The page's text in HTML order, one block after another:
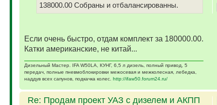
138000.00 Собраны и отбалансированны.
Если очень быстро, отдам комплект за 180000.00.
Катки американские, не китай...
Дизельный Мастер. IFA W50LA, КУНГ, 6,5 л дизель, полный привод, 5
передач, полные пневмоблокировки межосевая и межколесная, лебедка,
наддув всех сапунов, подкачка колес. http://ifaw50.forum24.ru/
Re: Продам проект УАЗ с дизелем и АКПП